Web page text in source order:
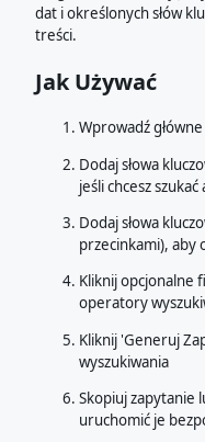
dat i określonych słów
treści.
Jak Używać
Wprowadź
Dodaj słowa
jeśli chcesz
Dodaj słowa
przecinkami), aby
Kliknij opcjonalne
operatory
Kliknij 'Generuj
wyszukiwania
Skopiuj zapytanie
uruchomić je